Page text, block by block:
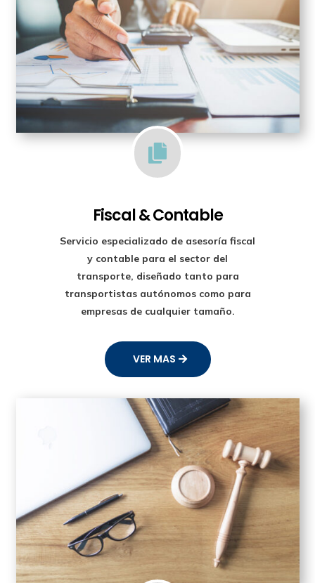

Fiscal & Contable
Servicio especializado de asesoría fiscal
y contable para el sector del
transporte, diseñado tanto para
transportistas autónomos como para
empresas de cualquier tamaño.
VER MAS